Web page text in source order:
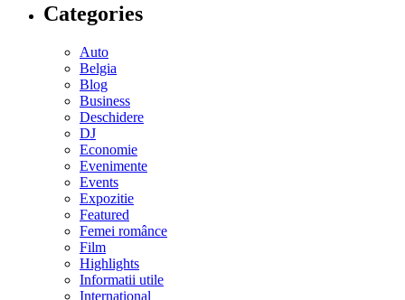
Categories
Auto
Belgia
Blog
Business
Deschidere
DJ
Economie
Evenimente
Events
Expozitie
Featured
Femei românce
Film
Highlights
Informatii utile
International